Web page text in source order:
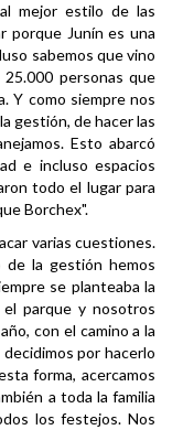
mejor estilo de las
porque Junín es una
sabemos que vino
personas que
Y como siempre nos
gestión, de hacer las
Esto abarcó
e incluso espacios
todo el lugar para
Borchex".
varias cuestiones.
de la gestión hemos
se planteaba la
parque y nosotros
con el camino a la
por hacerlo
forma, acercamos
a toda la familia
los festejos. Nos